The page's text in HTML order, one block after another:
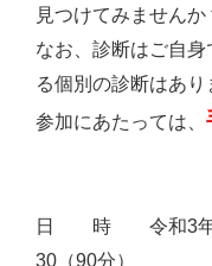
見つけてみませんか
なお、診断はご自
る個別の診断はあり
参加にあたっては、
日 時 令和3年11
30（90分）